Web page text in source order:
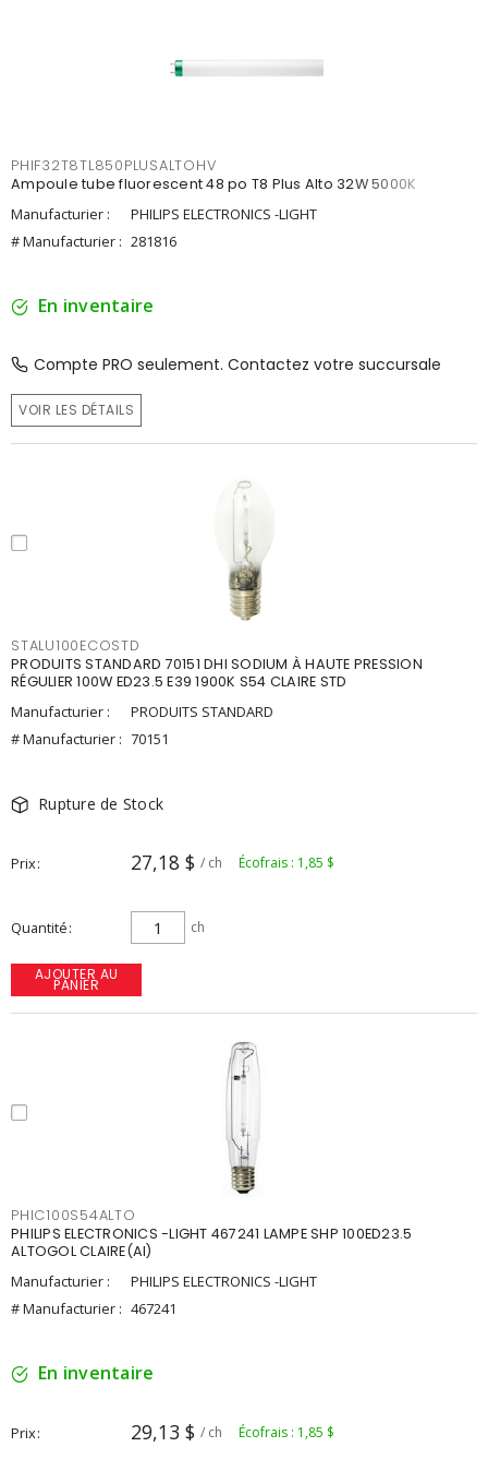
PHIF32T8TL850PLUSALTOHV
Ampoule tube fluorescent 48 po T8 Plus Alto 32W 5000K
Manufacturier :
PHILIPS ELECTRONICS -LIGHT
# Manufacturier : 281816
En inventaire
Compte PRO seulement. Contactez votre succursale
VOIR LES DÉTAILS
STALU100ECOSTD
PRODUITS STANDARD 70151 DHI SODIUM À HAUTE PRESSION
RÉGULIER 100W ED23.5 E39 1900K S54 CLAIRE STD
Manufacturier :
PRODUITS STANDARD
# Manufacturier : 70151
Rupture de Stock
Prix 27,18 $ / ch Écofrais : 1,85 $
Quantité ch
AJOUTER AU
PANIER
PHIC100S54ALTO
PHILIPS ELECTRONICS -LIGHT 467241 LAMPE SHP 100ED23.5
ALTOGOL CLAIRE(AI)
Manufacturier :
PHILIPS ELECTRONICS -LIGHT
# Manufacturier : 467241
En inventaire
Prix 29,13 $ / ch Écofrais : 1,85 $